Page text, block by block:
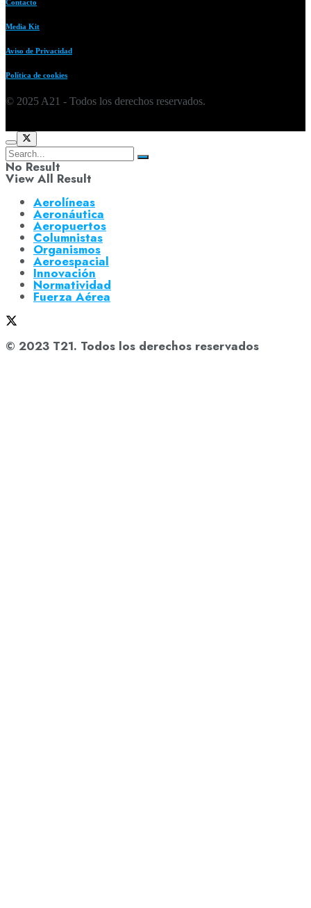
Contacto
Media Kit
Aviso de Privacidad
Política de cookies
© 2025 A21 - Todos los derechos reservados.
No Result
View All Result
Aerolíneas
Aeronáutica
Aeropuertos
Columnistas
Organismos
Aeroespacial
Innovación
Normatividad
Fuerza Aérea
© 2023 T21. Todos los derechos reservados